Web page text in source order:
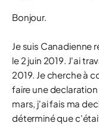
Bonjour.
Je suis Canadienne
le 2 juin 2019. J'ai
2019. Je cherche à
faire une
mars, j'ai fais ma
déterminé que